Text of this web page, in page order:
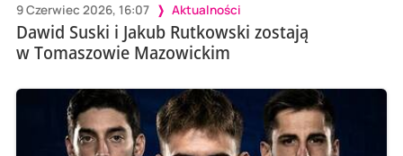
9 Czerwiec 2026, 16:07 Aktualności
Dawid Suski i Jakub Rutkowski zostają
w Tomaszowie Mazowickim